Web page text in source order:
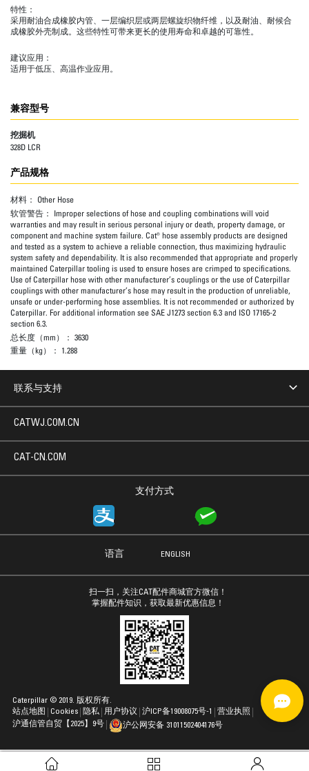
特性：
采用耐油合成橡胶内管、一层编织层或两层螺旋织物纤维，以及耐油、耐候合
成橡胶外壳制成。这些特性可带来更长的使用寿命和卓越的可靠性。
建议应用：
适用于低压、高温作业应用。
兼容型号
挖掘机
328D LCR
产品规格
材料： Other Hose
软管警告： Improper selections of hose and coupling combinations will void
warranties and may result in serious personal injury or death, property damage, or
component and machine system failure. Cat® hose assembly products are designed
and tested as a system to achieve a reliable connection, thus maximizing hydraulic
system safety and dependability. It is also recommended that appropriate and properly
maintained Caterpillar tooling is used to ensure hoses are crimped to specifications.
Use of Caterpillar hose with other manufacturer’s couplings or the use of Caterpillar
couplings with other manufacturer’s hose may result in the production of unreliable,
unsafe or under-performing hose assemblies. It is not recommended or authorized by
Caterpillar. For additional information see SAE J1273 section 6.3 and ISO 17165-2
section 6.3.
总长度（mm）： 3630
重量（kg）： 1.288
联系与支持
支付方式
CATWJ.COM.CN
CAT-CN.COM
语言 ENGLISH
扫一扫，关注CAT配件商城官方微信！
掌握配件知识，获取最新优惠信息！
站点地图 Cookies 隐私 用户协议
Caterpillar © 2019. 版权所有.
沪ICP备19008075号-1
营业执照
沪通信管自贸【2025】9号
沪公网安备 31011502404176号